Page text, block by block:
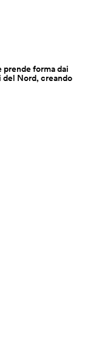
prende forma dai
Nord, creando